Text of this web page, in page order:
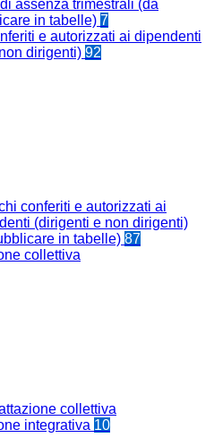
assenza trimestrali (da
in tabelle) 7
e autorizzati ai dipendenti
dirigenti) 92
conferiti e autorizzati ai
(dirigenti e non dirigenti)
in tabelle) 87
collettiva
collettiva
integrativa 10